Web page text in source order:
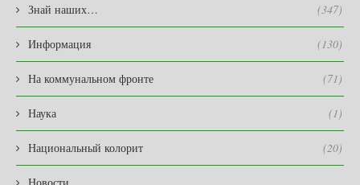
Знай наших… (347)
Информация (130)
На коммунальном фронте (71)
Наука (1)
Национальный колорит (20)